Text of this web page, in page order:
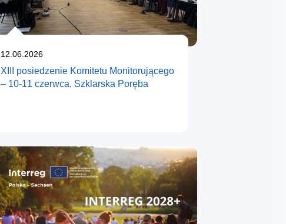
Opublikowano
12.06.2026
XIII posiedzenie Komitetu Monitorującego
– 10-11 czerwca, Szklarska Poręba